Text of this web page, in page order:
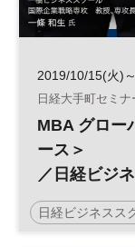
2019/10/15(火)
日経大手町セミ
MBA グロー
ース＞
／日経ビジ
日経ビジネスス